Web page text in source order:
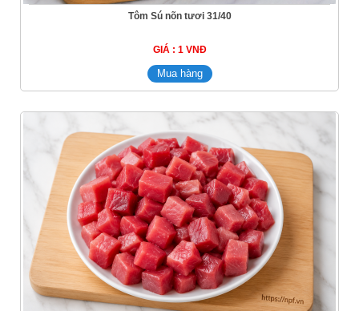
Tôm Sú nõn tươi 31/40
GIÁ : 1 VNĐ